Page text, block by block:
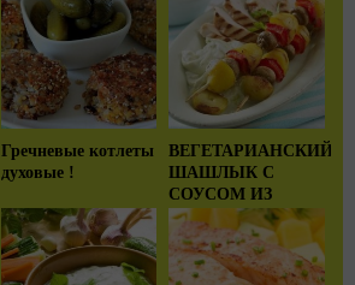
Гречневые котлеты
духовые !
ВЕГЕТАРИАНСКИЙ
ШАШЛЫК С
СОУСОМ ИЗ
АВОКАДО